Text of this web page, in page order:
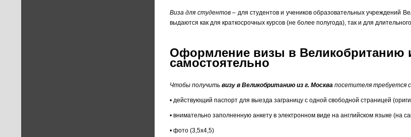
Виза для студентов– для студентов и учеников образовательных учреждений
выдаются как для краткосрочных курсов (не более полугода), так и для
Оформление визы в Великобританию
самостоятельно
Чтобы получить визу в Великобританию из г. Москва посетителя требуется
• действующий паспорт для выезда заграницу с одной свободной страницей
• внимательно заполненную анкету в электронном виде на английском языке (на
• фото (3,5х4,5)